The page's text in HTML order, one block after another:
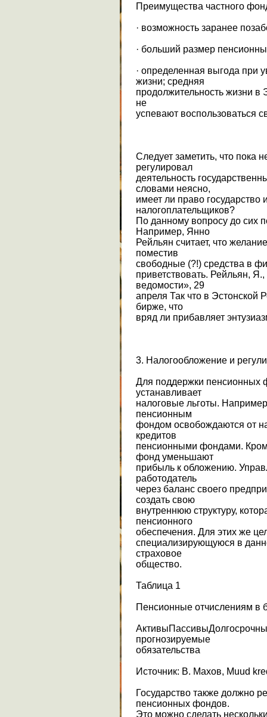
Преимущества частного
· возможность заранее
· больший размер
· определенная выгода при
жизни; средняя
продолжительность жизни в
не
успевают воспользоваться
Следует заметить, что пока
регулировал
деятельность
словами неясно,
имеет ли право государство
налогоплательщиков?
По данному вопросу до сих
Например, Янно
Рейльян считает, что
поместив
свободные (?!) средства в
приветствовать. Рейльян,
ведомости», 29
апреля Так что в Эстонской
бирже, что
вряд ли прибавляет
3. Налогообложение и
Для поддержки пенсионных
устанавливает
налоговые льготы.
пенсионным
фондом освобождаются от
кредитов
пенсионными фондами.
фонд уменьшают
прибыль к обложению.
работодатель
через баланс своего
создать свою
внутреннюю структуру,
пенсионного
обеспечения. Для этих же
специализирующуюся в
страховое
общество.
Таблица 1
Пенсионные отчислениям в
прогнозируемые
обязательства
Источник: В. Махов, Muud
Государство также должно
пенсионных фондов.
Это можно сделать